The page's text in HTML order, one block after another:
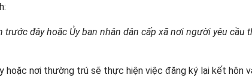
trước đây hoặc Ủy ban nhân dân cấp xã nơi người yêu cầu
hoặc nơi thường trú sẽ thực hiện việc đăng ký lại kết hôn